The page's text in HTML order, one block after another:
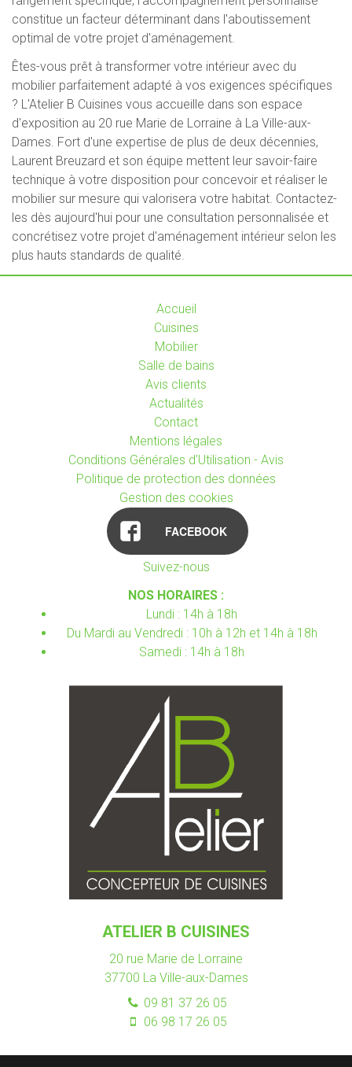
constitue un facteur déterminant dans l'aboutissement
optimal de votre projet d'aménagement.
Êtes-vous prêt à transformer votre intérieur avec du
mobilier parfaitement adapté à vos exigences spécifiques
? L'Atelier B Cuisines vous accueille dans son espace
d'exposition au 20 rue Marie de Lorraine à La Ville-aux-
Dames. Fort d'une expertise de plus de deux décennies,
Laurent Breuzard et son équipe mettent leur savoir-faire
technique à votre disposition pour concevoir et réaliser le
mobilier sur mesure qui valorisera votre habitat. Contactez-
les dès aujourd'hui pour une consultation personnalisée et
concrétisez votre projet d'aménagement intérieur selon les
plus hauts standards de qualité.
Accueil
Cuisines
Mobilier
Salle de bains
Avis clients
Actualités
Contact
Mentions légales
Conditions Générales d'Utilisation - Avis
Politique de protection des données
Gestion des cookies
FACEBOOK
Suivez-nous
NOS HORAIRES :
Lundi : 14h à 18h
Du Mardi au Vendredi : 10h à 12h et 14h à 18h
Samedi : 14h à 18h
ATELIER B CUISINES
20 rue Marie de Lorraine
37700 La Ville-aux-Dames
09 81 37 26 05
06 98 17 26 05